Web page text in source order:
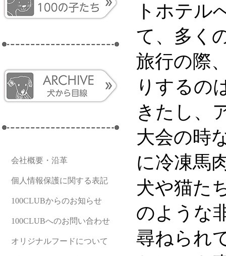
トホテル
て、多く
旅行の際
りするの
きたし、
大会の時
に冷凍馬
犬や猫た
のような
尋ねられ
会社概要・沿革
個人情報保護に関する表記
100CLUBからのお知らせ
100CLUBへのお問い合わせ
オリジナルフードについて